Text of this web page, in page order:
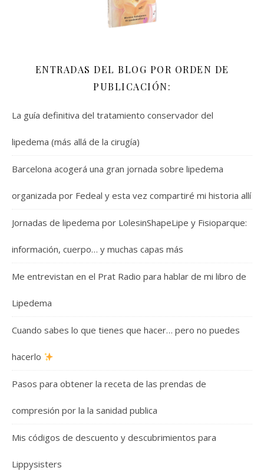
ENTRADAS DEL BLOG POR ORDEN DE
PUBLICACIÓN:
La guía definitiva del tratamiento conservador del
lipedema (más allá de la cirugía)
Barcelona acogerá una gran jornada sobre lipedema
organizada por Fedeal y esta vez compartiré mi historia allí
Jornadas de lipedema por LolesinShapeLipe y Fisioparque:
información, cuerpo… y muchas capas más
Me entrevistan en el Prat Radio para hablar de mi libro de
Lipedema
Cuando sabes lo que tienes que hacer… pero no puedes
hacerlo
Pasos para obtener la receta de las prendas de
compresión por la la sanidad publica
Mis códigos de descuento y descubrimientos para
Lippysisters